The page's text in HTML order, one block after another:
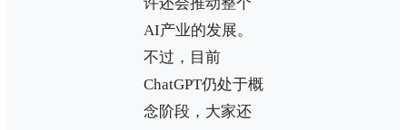
AI产业的发展。
不过，目前
ChatGPT仍处于概
念阶段，大家还